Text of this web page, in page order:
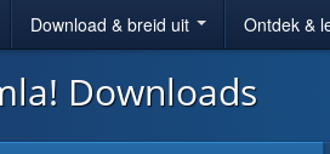
Download & breid uit Ontdek &
Downloads